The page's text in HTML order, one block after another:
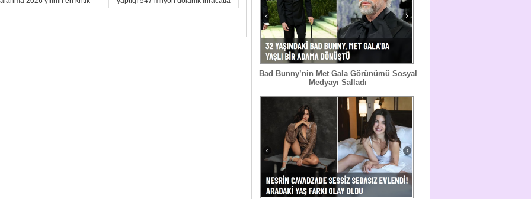
Bad Bunny’nin Met Gala Görünümü Sosyal
Medyayı Salladı